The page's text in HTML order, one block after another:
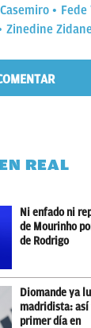
Zinedine
REAL
Ni enfado ni
de Mourinho
de Rodrigo
Diomande ya
madridista: así
primer día en